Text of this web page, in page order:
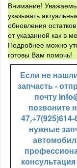
Внимание!
указывать
обновления
от указанной как в
Подробнее можно
готовы Вам помочь!
Если не
запчасть -
почту
позвоните
нужные